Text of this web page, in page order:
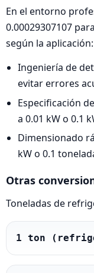
En el entorno
0.00029307107
según la aplicación:
Ingeniería de
evitar errores
Especificación
a 0.01 kW o 0.1
Dimensionado
kW o 0.1
Otras
Toneladas de
1 ton